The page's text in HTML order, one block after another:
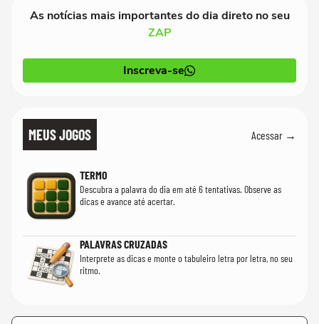
As notícias mais importantes do dia direto no seu
ZAP
Inscreva-se
MEUS JOGOS Acessar →
TERMO
Descubra a palavra do dia em até 6 tentativas. Observe as
dicas e avance até acertar.
PALAVRAS CRUZADAS
Interprete as dicas e monte o tabuleiro letra por letra, no seu
ritmo.